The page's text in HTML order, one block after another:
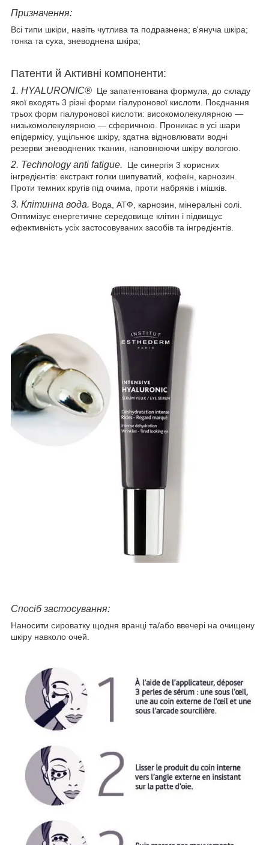
Призначення:
Всі типи шкіри, навіть чутлива та подразнена; в'януча шкіра;
тонка та суха, зневоднена шкіра;
Патенти й Активні компоненти:
1. HYALURONIC® Це запатентована формула, до складу
якої входять 3 різні форми гіалуронової кислоти. Поєднання
трьох форм гіалуронової кислоти: високомолекулярною —
низькомолекулярною — сферичною. Проникає в усі шари
епідермісу, ущільнює шкіру, здатна відновлювати водні
резерви зневоднених тканин, наповнюючи шкіру вологою.
2. Technology anti fatigue. Це синергія 3 корисних
інгредієнтів: екстракт голки шипуватий, кофеїн, карнозин.
Проти темних кругів під очима, проти набряків і мішків.
3. Клітинна вода. Вода, АТФ, карнозин, мінеральні солі.
Оптимізує енергетичне середовище клітин і підвищує
ефективність усіх застосовуваних засобів та інгредієнтів.
Спосіб застосування:
Наносити сироватку щодня вранці та/або ввечері на очищену
шкіру навколо очей.